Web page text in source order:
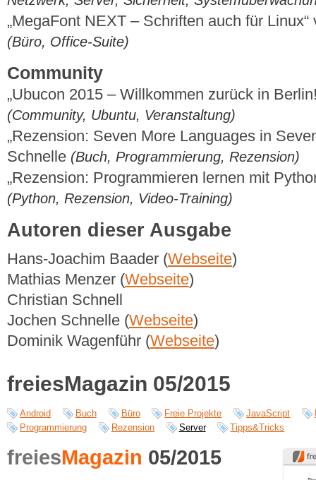
„MegaFont NEXT – Schriften auch für
(Büro, Office-Suite)
Community
„Ubucon 2015 – Willkommen zurück in
(Community, Ubuntu, Veranstaltung)
„Rezension: Seven More Languages in
Schnelle (Buch, Programmierung, Rezension)
„Rezension: Programmieren lernen mit
(Python, Rezension, Video-Training)
Autoren dieser Ausgabe
Hans-Joachim Baader (Webseite)
Mathias Menzer (Webseite)
Christian Schnell
Jochen Schnelle (Webseite)
Dominik Wagenführ (Webseite)
freiesMagazin 05/2015
Android Buch Büro Freie Projekte JavaScript
Programmierung
Rezension Server Tipps&Tricks
freiesMagazin 05/2015